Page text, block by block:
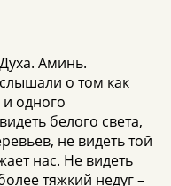
Аминь.
о том как
и одного
белого света,
не видеть той
нас. Не видеть
тяжкий недуг –